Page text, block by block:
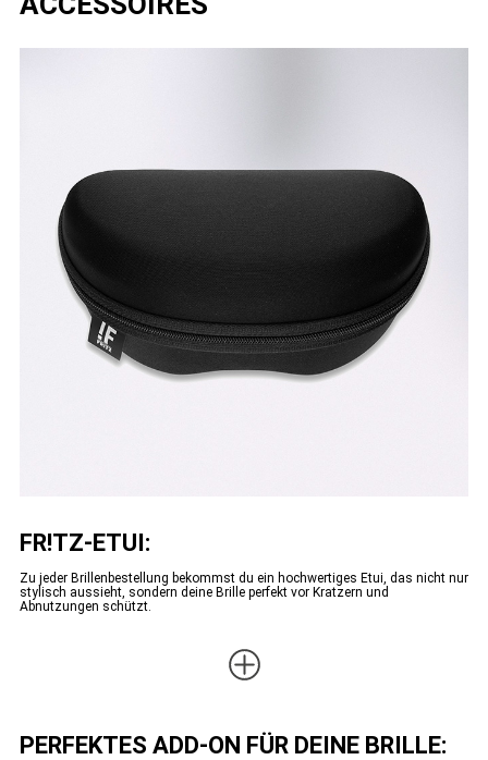
FR!TZ-ETUI:
Zu jeder Brillenbestellung bekommst du ein hochwertiges Etui, das nicht nur
stylisch aussieht, sondern deine Brille perfekt vor Kratzern und
Abnutzungen schützt.
PERFEKTES ADD-ON FÜR DEINE BRILLE: